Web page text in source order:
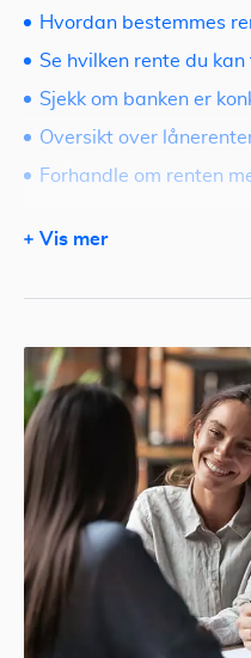
Hvordan bestemmes
Se hvilken rente du kan
Sjekk om banken er
Oversikt over
Forhandle om renten
Vis mer